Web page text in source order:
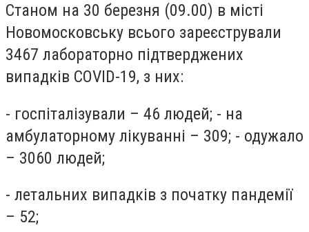
Станом на 30 березня (09.00) в місті
Новомосковську всього зареєстрували
3467 лабораторно підтверджених
випадків COVID-19, з них:
- госпіталізували – 46 людей; - на
амбулаторному лікуванні – 309; - одужало
– 3060 людей;
- летальних випадків з початку пандемії
– 52;